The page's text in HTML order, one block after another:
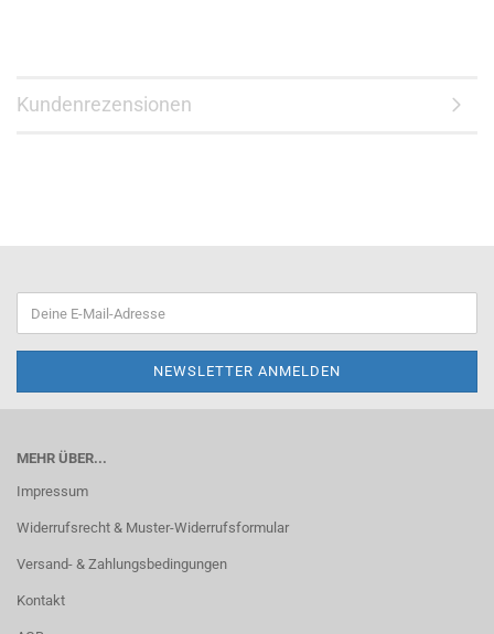
Kundenrezensionen
MEHR ÜBER...
Impressum
Widerrufsrecht & Muster-Widerrufsformular
Versand- & Zahlungsbedingungen
Kontakt